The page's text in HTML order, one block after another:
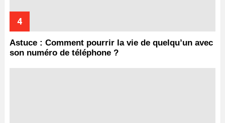
Astuce : Comment pourrir la vie de quelqu’un avec
son numéro de téléphone ?